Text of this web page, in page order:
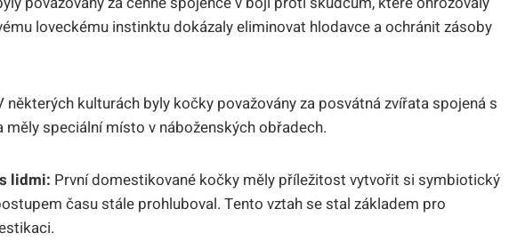
loveckému instinktu dokázaly eliminovat hlodavce a ochránit zásoby
některých kulturách byly kočky považovány za posvátná zvířata spojená s
měly speciální místo v náboženských obřadech.
lidmi: První domestikované kočky měly příležitost vytvořit si symbiotický
času stále prohluboval. Tento vztah se stal základem pro